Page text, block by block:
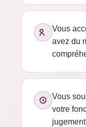
Vous
avez du
Vous
votre